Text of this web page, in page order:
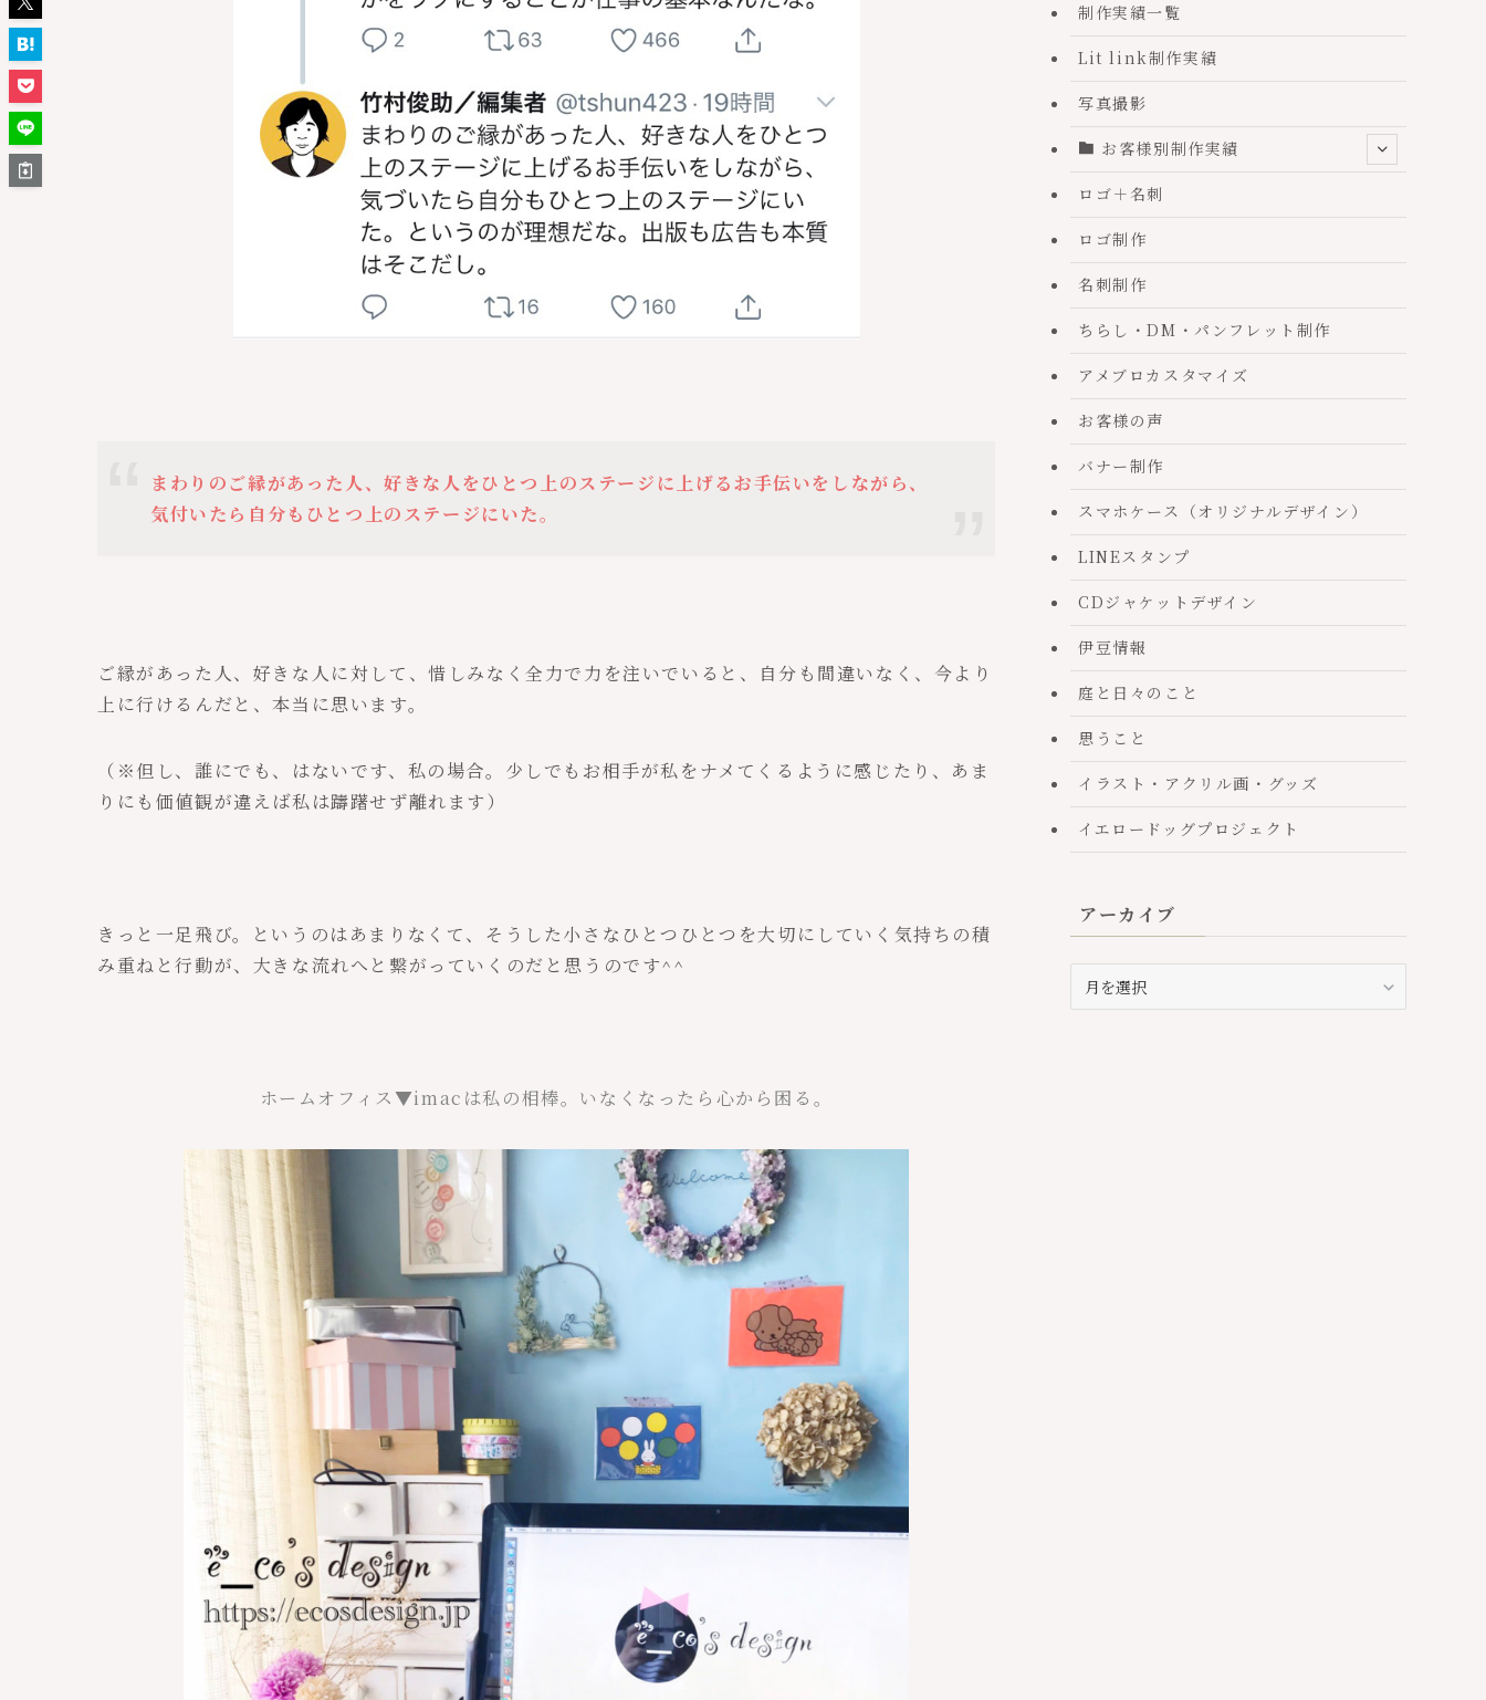
まわりのご縁があった人、好きな人をひとつ上のステージに上げるお手伝いをしながら、
気付いたら自分もひとつ上のステージにいた。
ご縁があった人、好きな人に対して、惜しみなく全力で力を注いでいると、自分も間違いなく、今より
上に行けるんだと、本当に思います。
（※但し、誰にでも、はないです、私の場合。少しでもお相手が私をナメてくるように感じたり、あま
りにも価値観が違えば私は躊躇せず離れます）
きっと一足飛び。というのはあまりなくて、そうした小さなひとつひとつを大切にしていく気持ちの積
み重ねと行動が、大きな流れへと繋がっていくのだと思うのです^^
ホームオフィス▼imacは私の相棒。いなくなったら心から困る。
制作実績一覧
Lit link制作実績
写真撮影
お客様別制作実績
ロゴ＋名刺
ロゴ制作
名刺制作
ちらし・DM・パンフレット制作
アメブロカスタマイズ
お客様の声
バナー制作
スマホケース（オリジナルデザイン）
LINEスタンプ
CDジャケットデザイン
伊豆情報
庭と日々のこと
思うこと
イラスト・アクリル画・グッズ
イエロードッグプロジェクト
アーカイブ
ー